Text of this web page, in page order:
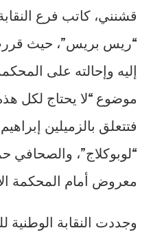
قشنني، كاتب فرع
“ريس بريس”، حيث قررت
إليه وإحالته على
موضوع “لا يحتاج لكل هذه
فتتعلق بالزميلين
“لوبوكلاج”، والصحافي
معروض أمام المحكمة
وجددت النقابة الوطنية